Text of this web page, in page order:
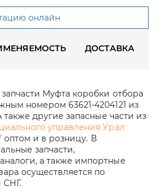
онлайн
ДОСТАВКА
Муфта коробки отбора
номером 63621-4204121 из
также другие запасные части из
управления Урал
оптом и в розницу. В
запчасти,
а также импортные
осуществляется по
СНГ.